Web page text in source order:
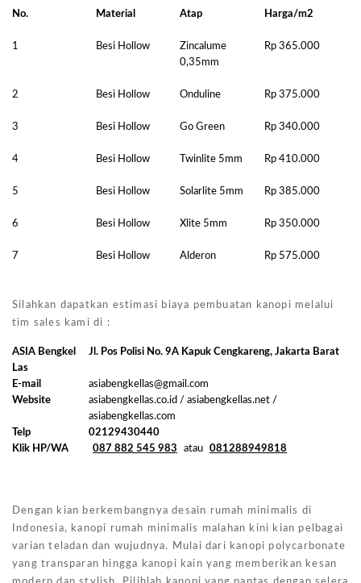
No. Material Atap Harga/m2
1 Besi Hollow
Zincalume
0,35mm
Rp 365.000
2 Besi Hollow Onduline Rp 375.000
3 Besi Hollow Go Green Rp 340.000
4 Besi Hollow Twinlite 5mm Rp 410.000
5 Besi Hollow Solarlite 5mm Rp 385.000
6 Besi Hollow Xlite 5mm Rp 350.000
7 Besi Hollow Alderon Rp 575.000
Silahkan dapatkan estimasi biaya pembuatan kanopi melalui
tim sales kami di :
ASIA Bengkel
Las
Jl. Pos Polisi No. 9A Kapuk Cengkareng, Jakarta Barat
E-mail
asiabengkellas@gmail.com
Website
asiabengkellas.co.id / asiabengkellas.net /
asiabengkellas.com
Telp
02129430440
Klik HP/WA
087 882 545 983 atau 081288949818
Dengan kian berkembangnya desain rumah minimalis di
Indonesia, kanopi rumah minimalis malahan kini kian pelbagai
varian teladan dan wujudnya. Mulai dari kanopi polycarbonate
yang transparan hingga kanopi kain yang memberikan kesan